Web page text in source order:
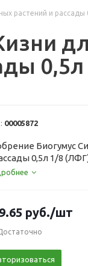
растений и
00005872
Биогумус
0,5л 1/8
руб./шт